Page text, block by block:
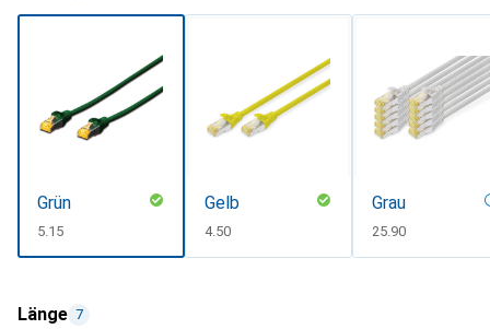
Grün
CHF
5.15
Gelb
CHF
4.50
Grau
CHF
25.90
Länge 7